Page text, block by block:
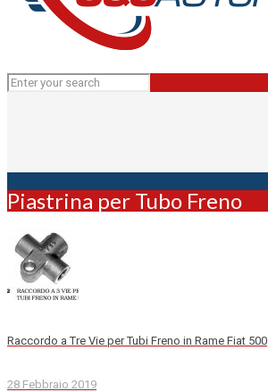
Piastrina per Tubo Freno
Raccordo a Tre Vie per Tubi Freno in Rame Fiat 500
28 Febbraio 2019